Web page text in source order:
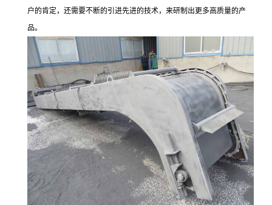
户的肯定，还需要不断的引进先进的技术，来研制出更多高质量的产
品。